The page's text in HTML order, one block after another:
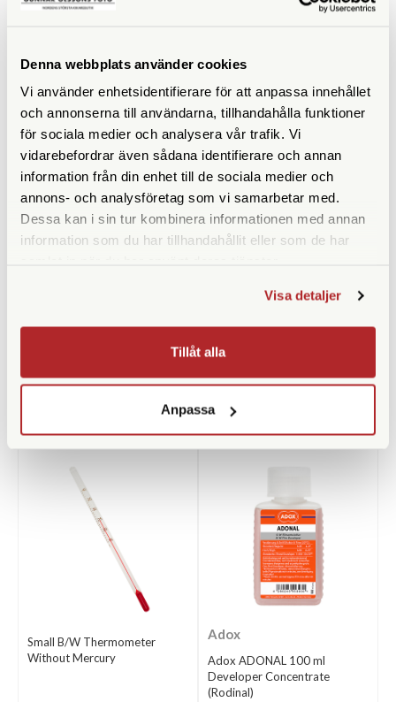
Denna webbplats använder cookies
Vi använder enhetsidentifierare för att anpassa innehållet
och annonserna till användarna, tillhandahålla funktioner
för sociala medier och analysera vår trafik. Vi
vidarebefordrar även sådana identifierare och annan
information från din enhet till de sociala medier och
annons- och analysföretag som vi samarbetar med.
Dessa kan i sin tur kombinera informationen med annan
information som du har tillhandahållit eller som de har
Visa detaljer
Tillåt alla
Anpassa
ANDRA KÖPTE ÄVEN
Snap-On (LC-40.5)
89 SEK
Kemiförvaring 1000ml
49 SEK
Small B/W Thermometer
Without Mercury
Adox
Adox ADONAL 100 ml
Developer Concentrate
(Rodinal)